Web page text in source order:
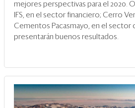
mejores perspectivas para el 2020.
IFS, en el sector financiero; Cerro
Cementos Pacasmayo, en el sector
presentarán buenos resultados.